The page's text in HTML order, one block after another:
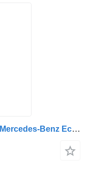
Cordiant Econic 2628 (01.98-) для Mercedes-Benz Econic (1998-2014)